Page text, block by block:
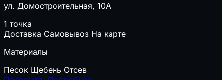
ул. Домостроительная, 10А
1 точка
Доставка Самовывоз На карте
Материалы
Песок Щебень Отсев